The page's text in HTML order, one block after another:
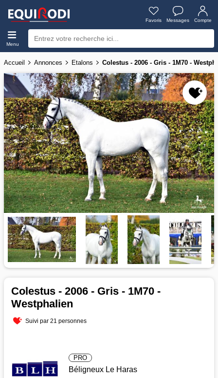
Favoris Messages Compte
Menu
Accueil Annonces Etalons Colestus - 2006 - Gris - 1M70 -
Colestus - 2006 - Gris - 1M70 -
Westphalien
Suivi par 21 personnes
PRO
Béligneux Le Haras